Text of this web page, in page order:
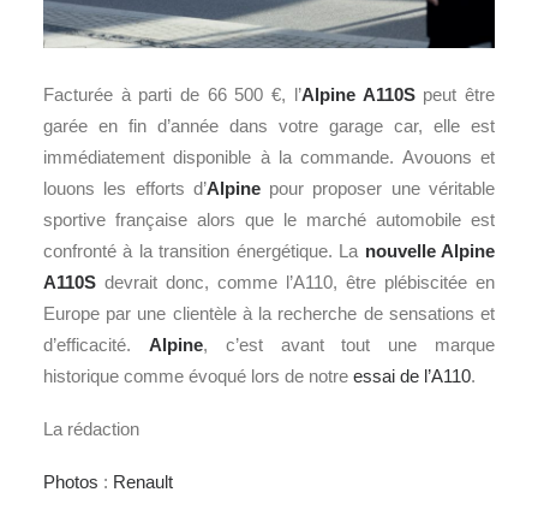
Facturée à parti de 66 500 €, l’Alpine A110Speut être
garée en fin d’année dans votre garage car, elle est
immédiatement disponible à la commande. Avouons et
louons les efforts d’Alpinepour proposer une véritable
sportive française alors que le marché automobile est
confronté à la transition énergétique. La nouvelle Alpine
A110S devrait donc, comme l’A110, être plébiscitée en
Europe par une clientèle à la recherche de sensations et
d’efficacité. Alpine, c’est avant tout une marque
historique comme évoqué lors de notre essai de l’A110.
La rédaction
Photos : Renault